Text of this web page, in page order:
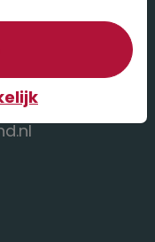
optionele